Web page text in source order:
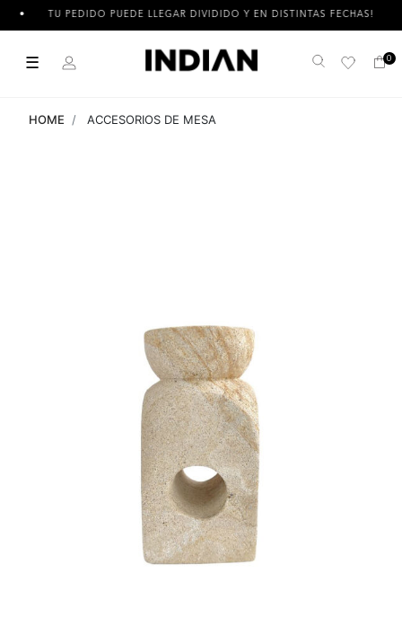
TU PEDIDO PUEDE LLEGAR DIVIDIDO Y EN DISTINTAS FECHAS!
☰ Buscar 0
HOME ACCESORIOS DE MESA